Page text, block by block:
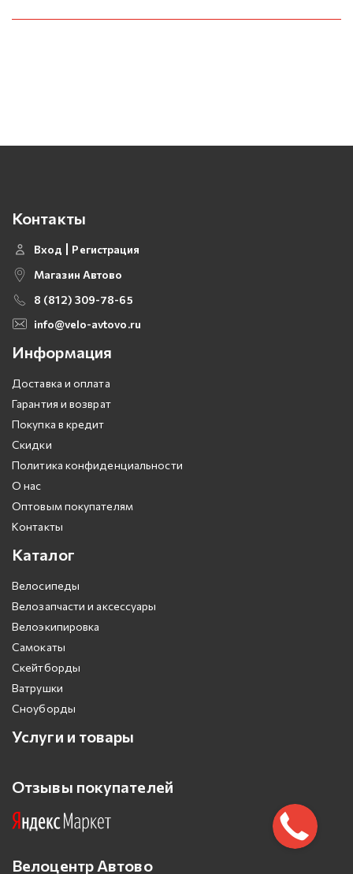
Контакты
Вход
Регистрация
Магазин Автово
8 (812) 309-78-65
info@velo-avtovo.ru
Информация
Доставка и оплата
Гарантия и возврат
Покупка в кредит
Скидки
Политика конфиденциальности
О нас
Оптовым покупателям
Контакты
Каталог
Велосипеды
Велозапчасти и аксессуары
Велоэкипировка
Самокаты
Скейтборды
Ватрушки
Сноуборды
Услуги и товары
Отзывы покупателей
Велоцентр Автово